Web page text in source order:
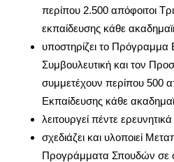
περίπου 2.500 απόφοιτοι
εκπαίδευσης κάθε
υποστηρίζει το Πρόγραμμα
Συμβουλευτική και τον
συμμετέχουν περίπου 500
Εκπαίδευσης κάθε
λειτουργεί πέντε
σχεδιάζει και υλοποιεί
Προγράμματα Σπουδών σε